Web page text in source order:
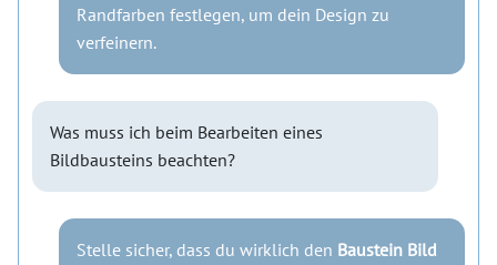
Randfarben festlegen, um dein Design zu
verfeinern.
Was muss ich beim Bearbeiten eines
Bildbausteins beachten?
Stelle sicher, dass du wirklich den Baustein Bild